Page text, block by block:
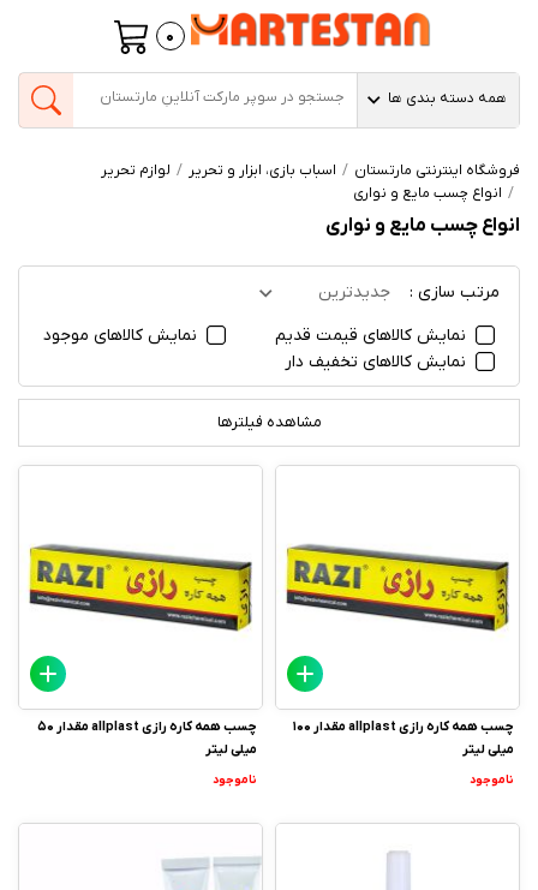
0
همه دسته بندی ها
فروشگاه اینترنتی مارتستان اسباب بازی، ابزار و تحریر
لوازم تحریر
انواع چسب مایع و نواری
انواع چسب مایع و نواری
مرتب سازی :
جدیدترین
نمایش کالاهای قیمت قدیم
نمایش کالاهای موجود
نمایش کالاهای تخفیف دار
مشاهده فیلترها
چسب همه کاره رازی allplast مقدار 100
میلی لیتر
ناموجود
چسب همه کاره رازی allplast مقدار 50
میلی لیتر
ناموجود